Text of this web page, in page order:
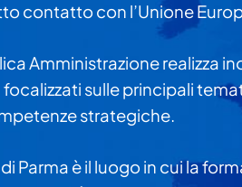
contatto con l’Unione
Amministrazione realizza
sulle principali
strategiche.
Parma è il luogo in cui la